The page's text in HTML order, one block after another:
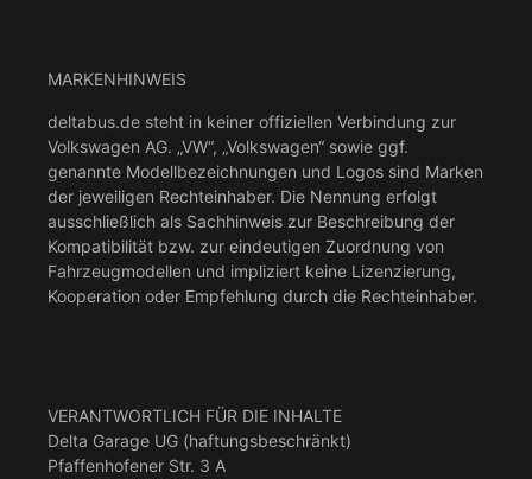
MARKENHINWEIS
deltabus.de steht in keiner offiziellen Verbindung zur
Volkswagen AG. „VW“, „Volkswagen“ sowie ggf.
genannte Modellbezeichnungen und Logos sind Marken
der jeweiligen Rechteinhaber. Die Nennung erfolgt
ausschließlich als Sachhinweis zur Beschreibung der
Kompatibilität bzw. zur eindeutigen Zuordnung von
Fahrzeugmodellen und impliziert keine Lizenzierung,
Kooperation oder Empfehlung durch die Rechteinhaber.
VERANTWORTLICH FÜR DIE INHALTE
Delta Garage UG (haftungsbeschränkt)
Pfaffenhofener Str. 3 A